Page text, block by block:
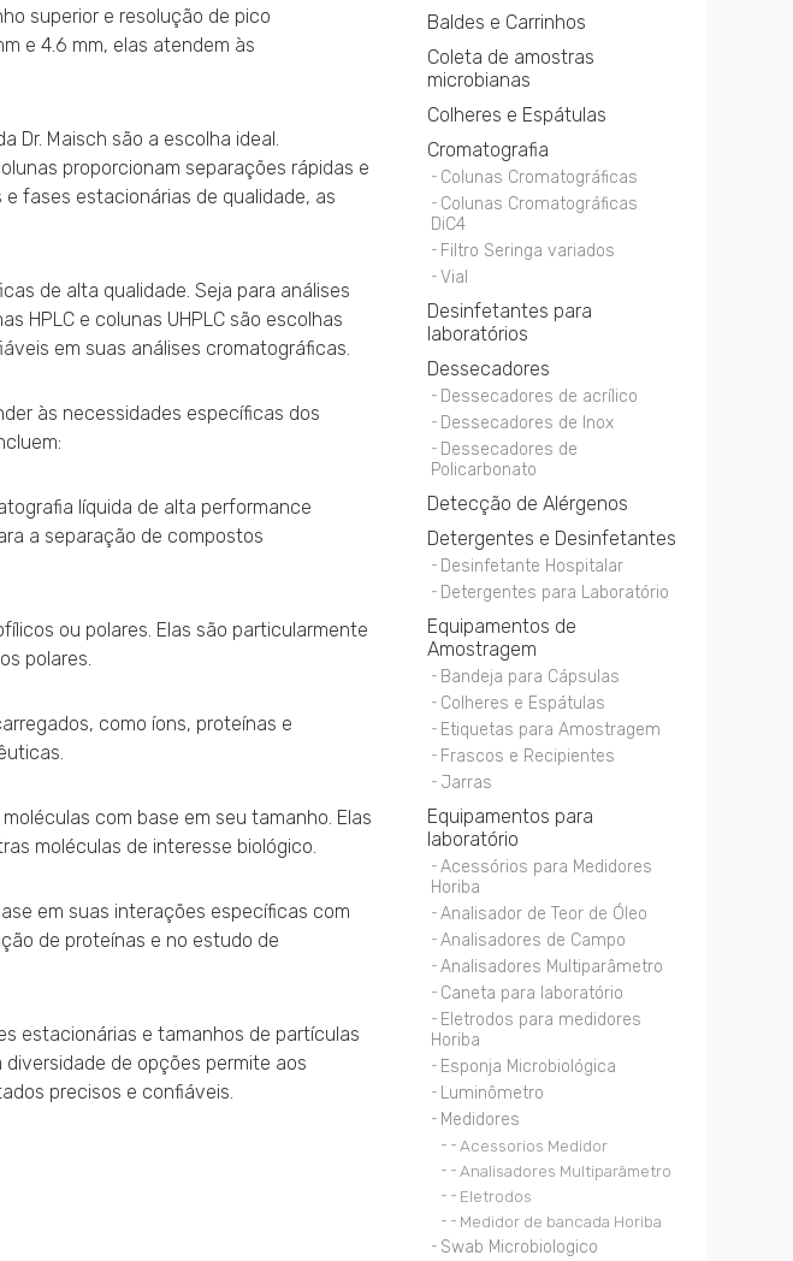
superior e resolução de pico
e 4.6 mm, elas atendem às
Dr. Maisch são a escolha ideal.
proporcionam separações rápidas e
fases estacionárias de qualidade, as
de alta qualidade. Seja para análises
HPLC e colunas UHPLC são escolhas
em suas análises cromatográficas.
às necessidades específicas dos
líquida de alta performance
a separação de compostos
ou polares. Elas são particularmente
polares.
como íons, proteínas e
com base em seu tamanho. Elas
moléculas de interesse biológico.
em suas interações específicas com
de proteínas e no estudo de
estacionárias e tamanhos de partículas
de opções permite aos
precisos e confiáveis.
Baldes e Carrinhos
Coleta de amostras
microbianas
Colheres e Espátulas
Cromatografia
Colunas Cromatográficas
Colunas Cromatográficas
DiC4
Filtro Seringa variados
Vial
Desinfetantes para
laboratórios
Dessecadores
Dessecadores de acrílico
Dessecadores de Inox
Dessecadores de
Policarbonato
Detecção de Alérgenos
Detergentes e Desinfetantes
Desinfetante Hospitalar
Detergentes para Laboratório
Equipamentos de
Amostragem
Bandeja para Cápsulas
Colheres e Espátulas
Etiquetas para Amostragem
Frascos e Recipientes
Jarras
Equipamentos para
laboratório
Acessórios para Medidores
Horiba
Analisador de Teor de Óleo
Analisadores de Campo
Analisadores Multiparâmetro
Caneta para laboratório
Eletrodos para medidores
Horiba
Esponja Microbiológica
Luminômetro
Medidores
Acessorios Medidor
Analisadores Multiparâmetro
Eletrodos
Medidor de bancada Horiba
Swab Microbiologico